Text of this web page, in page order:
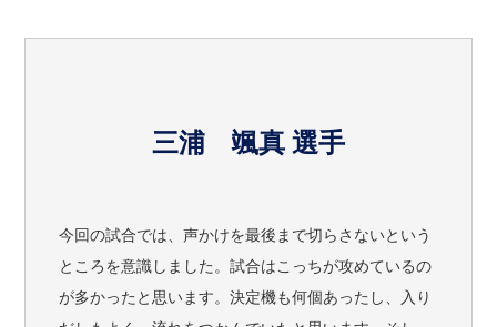
三浦 颯真 選手
今回の試合では、声かけを最後まで切らさないという
ところを意識しました。試合はこっちが攻めているの
が多かったと思います。決定機も何個あったし、入り